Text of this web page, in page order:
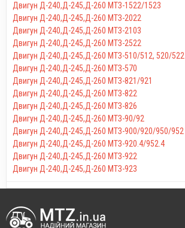
Двигун Д-240,Д-245,Д-260 МТЗ-1522/1523
Двигун Д-240,Д-245,Д-260 МТЗ-2022
Двигун Д-240,Д-245,Д-260 МТЗ-2103
Двигун Д-240,Д-245,Д-260 МТЗ-2522
Двигун Д-240,Д-245,Д-260 МТЗ-510/512, 520/522
Двигун Д-240,Д-245,Д-260 МТЗ-570
Двигун Д-240,Д-245,Д-260 МТЗ-821/921
Двигун Д-240,Д-245,Д-260 МТЗ-822
Двигун Д-240,Д-245,Д-260 МТЗ-826
Двигун Д-240,Д-245,Д-260 МТЗ-90/92
Двигун Д-240,Д-245,Д-260 МТЗ-900/920/950/952
Двигун Д-240,Д-245,Д-260 МТЗ-920.4/952.4
Двигун Д-240,Д-245,Д-260 МТЗ-922
Двигун Д-240,Д-245,Д-260 МТЗ-923